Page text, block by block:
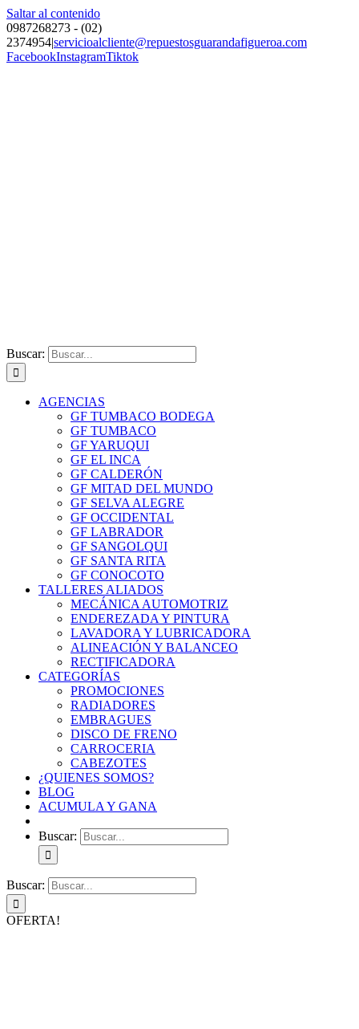
Saltar al contenido
0987268273 - (02)
2374954|servicioalcliente@repuestosguarandafigueroa.com
FacebookInstagramTiktok
Buscar:
AGENCIAS
GF TUMBACO BODEGA
GF TUMBACO
GF YARUQUI
GF EL INCA
GF CALDERÓN
GF MITAD DEL MUNDO
GF SELVA ALEGRE
GF OCCIDENTAL
GF LABRADOR
GF SANGOLQUI
GF SANTA RITA
GF CONOCOTO
TALLERES ALIADOS
MECÁNICA AUTOMOTRIZ
ENDEREZADA Y PINTURA
LAVADORA Y LUBRICADORA
ALINEACIÓN Y BALANCEO
RECTIFICADORA
CATEGORÍAS
PROMOCIONES
RADIADORES
EMBRAGUES
DISCO DE FRENO
CARROCERIA
CABEZOTES
¿QUIENES SOMOS?
BLOG
ACUMULA Y GANA
Buscar:
Buscar:
OFERTA!